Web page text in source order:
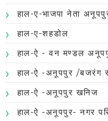
हाल-ए-भाजपा नेता
हाल-ए-शहडोल
हाल-ऐ - वन मण्डल
हाल-ऐ -अनूपपुर /बजरंग
हाल-ऐ -अनूपपुर खनिज
हाल-ऐ -अनूपपुर- नगर